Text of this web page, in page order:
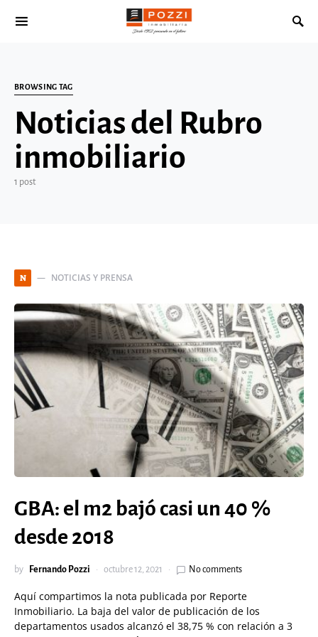
Search for:
BROWSING TAG
Noticias del Rubro
inmobiliario
1 post
N NOTICIAS Y PRENSA
GBA: el m2 bajó casi un 40 %
desde 2018
by Fernando Pozzi octubre 12, 2021 No comments
Aquí compartimos la nota publicada por Reporte
Inmobiliario. La baja del valor de publicación de los
departamentos usados alcanzó el 38,75 % con relación a 3